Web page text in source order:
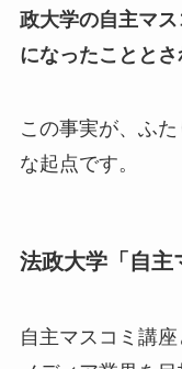
政大学の自主マ
になったこととさ
この事実が、ふ
な起点です。
法政大学「自主
自主マスコミ講